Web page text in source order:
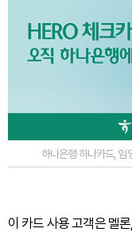
하나은행·하나카드, 임
이 카드 사용 고객은 멜